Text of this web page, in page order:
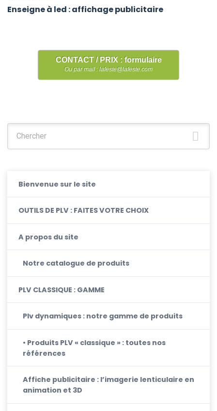
Enseigne à led : affichage publicitaire
CONTACT / PRIX : formulaire
Ou par mail : lafeste@lafeste.com
Bienvenue sur le site
OUTILS DE PLV : FAITES VOTRE CHOIX
A propos du site
Notre catalogue de produits
PLV CLASSIQUE : GAMME
Plv dynamiques : notre gamme de produits
• Produits PLV « classique » : toutes nos
références
Affiche publicitaire : l’imagerie lenticulaire en
animation et 3D